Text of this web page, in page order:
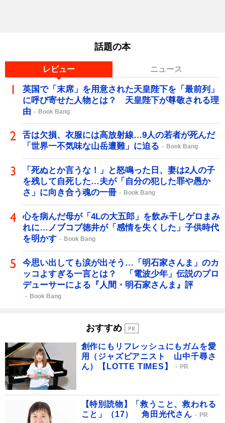
話題の本
レビュー ニュース
英国で「末席」を用意された天皇陛下を「最前列」
に呼び寄せた人物とは？ 天皇陛下が尊敬される理
由
Book Bang
舌は欠損、衣服には高放射線…9人の若者が死んだ
「世界一不気味な山岳遭難」に迫る
Book Bang
「死ぬとか言うな！」と怒鳴った日、妻は2人の子
を残して自死した…夫が「自分の犯した罪や愚か
さ」に向き合う魂の一冊
Book Bang
心を病んだ母が「4Lの大五郎」を飲み干しゲロまみ
れに…ノブコブ徳井が「感情を失くした」子供時代
を明かす
Book Bang
今思い出しても涙が出そう…「明石家さんま」のカ
ッコよすぎる一言とは？ 「電波少年」伝説のプロ
デューサーによる『人間・明石家さんま』評
Book Bang
おすすめ
創作にもリフレッシュにもガムを愛
用（ジャズピアニスト 山中千尋さ
ん）【LOTTE TIMES】
PR
【特別読物】「救うこと、救われる
こと」（17） 角田光代さん
PR